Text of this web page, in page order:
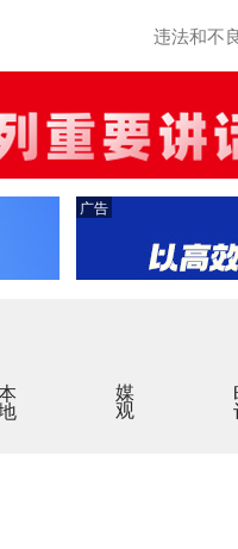
违法和不
广告
地 媒观